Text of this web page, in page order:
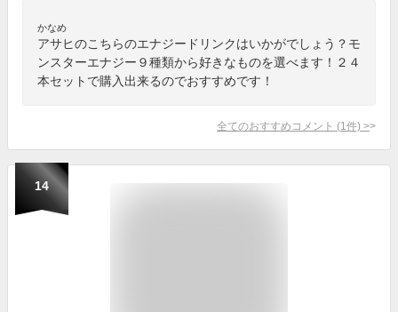
かなめ
アサヒのこちらのエナジードリンクはいかがでしょう？モ
ンスターエナジー９種類から好きなものを選べます！２４
本セットで購入出来るのでおすすめです！
全てのおすすめコメント (1 件) >
14